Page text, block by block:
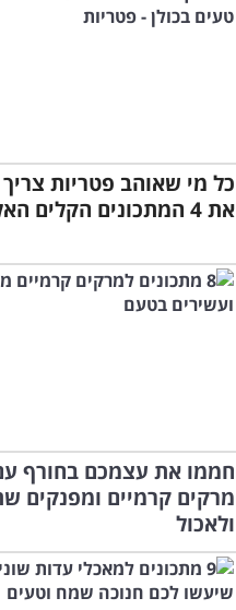
כל מי שאוהב פטריות
את 4 המתכונים הקלים האלה
מרקים קרמיים ומפנקים
ולאכול